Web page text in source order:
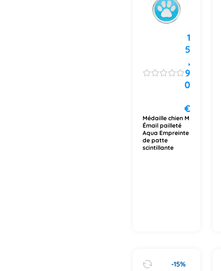
1
5
,
9
0
€
Médaille chien M
Émail pailleté
Aqua Empreinte
de patte
scintillante
-15%